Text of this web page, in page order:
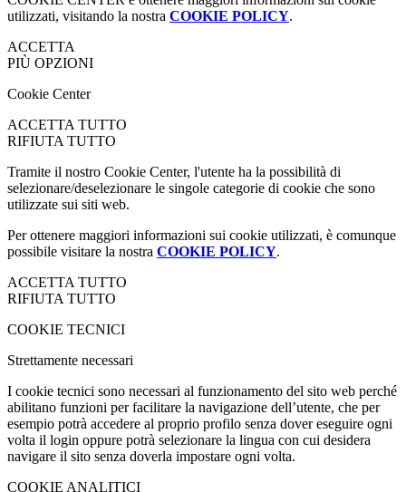
Puoi esprimere il tuo consenso cliccando su ACCETTA TUTTI I
COOKIE. Chiudendo questa informativa, continui senza accettare.
Potrai sempre gestire le tue preferenze accedendo al nostro
COOKIE CENTER e ottenere maggiori informazioni sui cookie
utilizzati, visitando la nostra
ACCETTA
PIÙ OPZIONI
Cookie Center
ACCETTA TUTTO
RIFIUTA TUTTO
Tramite il nostro Cookie Center, l'utente ha la possibilità di
selezionare/deselezionare le singole categorie di cookie che sono
utilizzate sui siti web.
Per ottenere maggiori informazioni sui cookie utilizzati, è comunque
possibile visitare la nostra
ACCETTA TUTTO
COOKIE TECNICI
Strettamente necessari
I cookie tecnici sono necessari al funzionamento del sito web perché
abilitano funzioni per facilitare la navigazione dell’utente, che per